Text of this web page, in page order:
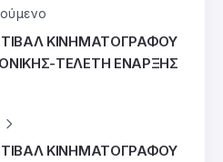
ΚΙΝΗΜΑΤΟΓΡΑΦΟΥ
ΤΕΛΕΤΗ ΕΝΑΡΞΗΣ
ΚΙΝΗΜΑΤΟΓΡΑΦΟΥ